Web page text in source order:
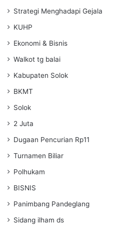
Strategi Menghadapi Gejala
KUHP
Ekonomi & Bisnis
Walkot tg balai
Kabupaten Solok
BKMT
Solok
2 Juta
Dugaan Pencurian Rp11
Turnamen Biliar
Polhukam
BISNIS
Panimbang Pandeglang
Sidang ilham ds